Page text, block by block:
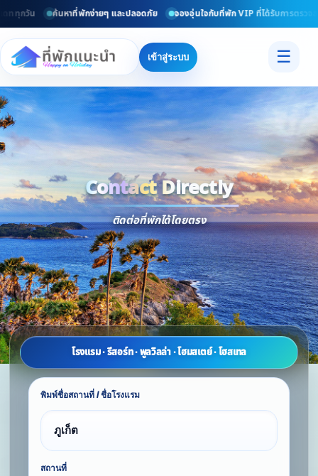
ทุกวัน ค้นหาที่พักง่ายๆ และปลอดภัย จองอุ่นใจกับที่พัก VIP ที่ได้รับการตรวจสอ
เข้าสู่ระบบ ☰
Contact Directly
Contact
ติดต่อที่พักได้โดยตรง
โรงแรม · รีสอร์ท · พูลวิลล่า · โฮมสเตย์ · โฮสเทล
พิมพ์ชื่อสถานที่ / ชื่อโรงแรม
สถานที่